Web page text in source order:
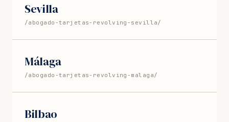
Sevilla
/abogado-tarjetas-revolving-sevilla/
Málaga
/abogado-tarjetas-revolving-malaga/
Bilbao